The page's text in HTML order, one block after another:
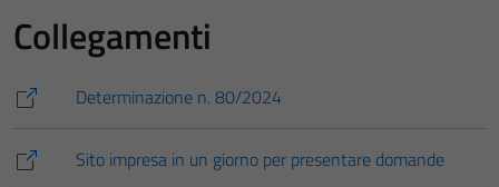
Collegamenti
Determinazione n. 80/2024
Sito impresa in un giorno per presentare domande